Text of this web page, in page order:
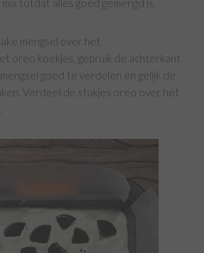
totdat alles goed gemengd is.
mengsel over het
oreo koekjes, gebruik de achterkant
goed te verdelen en gelijk de
Verdeel de stukjes oreo over het